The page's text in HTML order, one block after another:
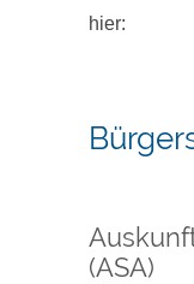
hier:
(ASA)